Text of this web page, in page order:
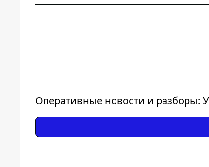
Оперативные новости и разборы: